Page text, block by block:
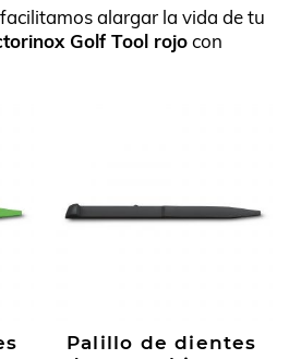
alargar la vida de tu
Golf Tool rojocon
Palillo de dientes